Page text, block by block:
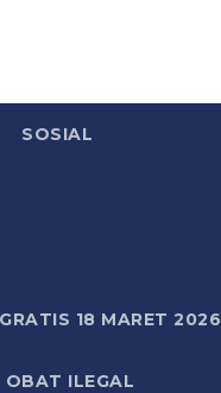
SOSIAL
18 MARET 2026
OBAT ILEGAL